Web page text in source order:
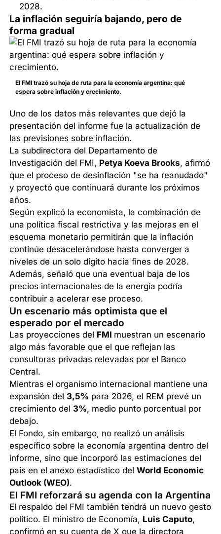
2028.
La inflación seguiría bajando, pero de
forma gradual
El FMI trazó su hoja de ruta para la economía argentina: qué
espera sobre inflación y crecimiento.
Uno de los datos más relevantes que dejó la
presentación del informe fue la actualización de
las previsiones sobre inflación.
La subdirectora del Departamento de
Investigación del FMI, Petya Koeva Brooks, afirmó
que el proceso de desinflación "se ha reanudado"
y proyectó que continuará durante los próximos
años.
Según explicó la economista, la combinación de
una política fiscal restrictiva y las mejoras en el
esquema monetario permitirán que la inflación
continúe desacelerándose hasta converger a
niveles de un solo dígito hacia fines de 2028.
Además, señaló que una eventual baja de los
precios internacionales de la energía podría
contribuir a acelerar ese proceso.
Un escenario más optimista que el
esperado por el mercado
Las proyecciones del FMI muestran un escenario
algo más favorable que el que reflejan las
consultoras privadas relevadas por el Banco
Central.
Mientras el organismo internacional mantiene una
expansión del 3,5% para 2026, el REM prevé un
crecimiento del 3%, medio punto porcentual por
debajo.
El Fondo, sin embargo, no realizó un análisis
específico sobre la economía argentina dentro del
informe, sino que incorporó las estimaciones del
país en el anexo estadístico delWorld Economic
Outlook (WEO).
El FMI reforzará su agenda con la Argentina
El respaldo del FMI también tendrá un nuevo gesto
político. El ministro de Economía, Luis Caputo,
confirmó en su cuenta de X que la directora